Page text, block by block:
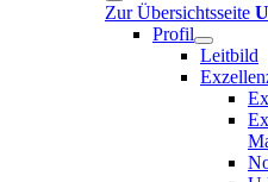
Zur Übersichtsseite
Profil
Leitbild